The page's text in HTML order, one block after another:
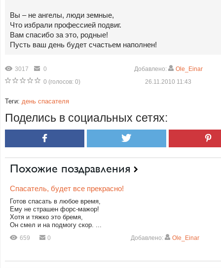
Вы – не ангелы, люди земные,
Что избрали профессией подвиг.
Вам спасибо за это, родные!
Пусть ваш день будет счастьем наполнен!
3017
0
0 (голосов: 0)
Добавлено:
Ole_Einar
26.11.2010 11:43
Теги: день спасателя
Поделись в социальных сетях:
Похожие поздравления
Спасатель, будет все прекрасно!
Готов спасать в любое время,
Ему не страшен форс-мажор!
Хотя и тяжко это бремя,
Он смел и на подмогу скор. ...
659 0 Добавлено: Ole_Einar